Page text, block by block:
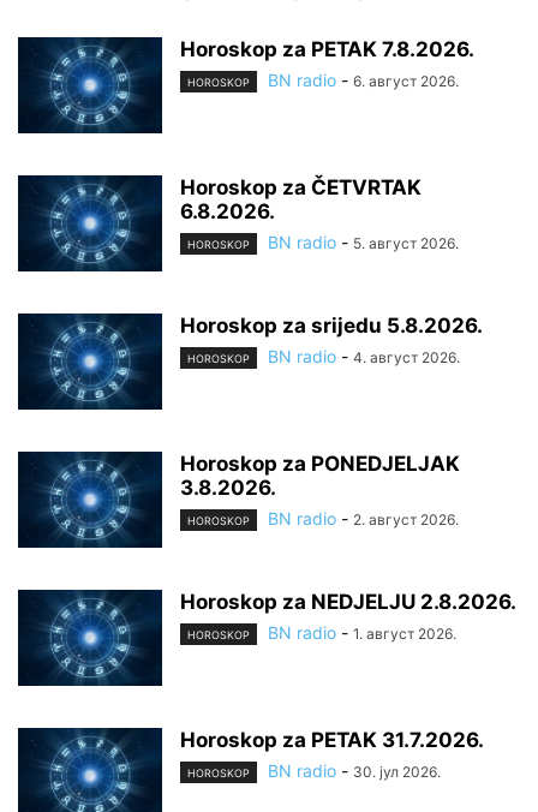
Horoskop za PETAK 7.8.2026.
HOROSKOP BN radio - 6. август 2026.
Horoskop za ČETVRTAK
6.8.2026.
HOROSKOP BN radio - 5. август 2026.
Horoskop za srijedu 5.8.2026.
HOROSKOP BN radio - 4. август 2026.
Horoskop za PONEDJELJAK
3.8.2026.
HOROSKOP BN radio - 2. август 2026.
Horoskop za NEDJELJU 2.8.2026.
HOROSKOP BN radio - 1. август 2026.
Horoskop za PETAK 31.7.2026.
HOROSKOP BN radio - 30. јул 2026.